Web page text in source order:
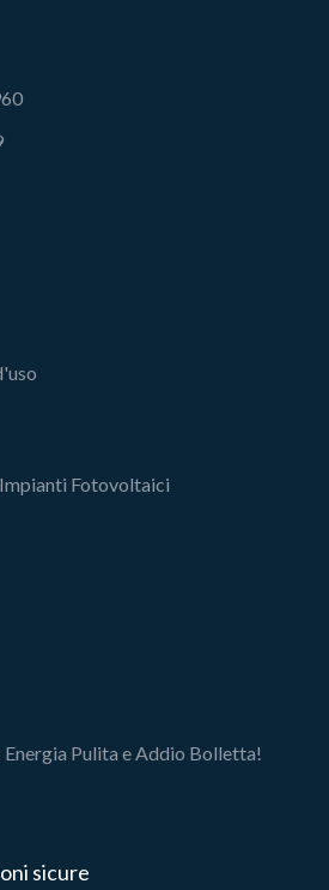
Fotovoltaici
Pulita e Addio Bolletta!
sicure